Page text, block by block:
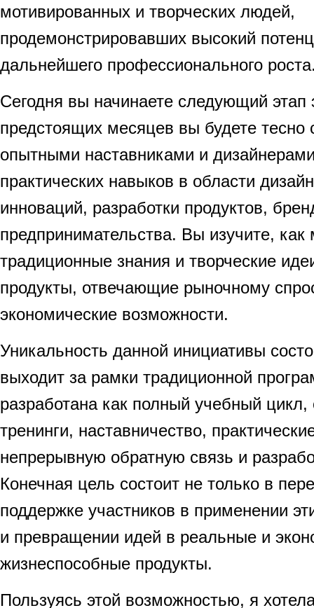
мотивированных и творческих людей,
продемонстрировавших высокий
дальнейшего профессионального
Сегодня вы начинаете следующий этап
предстоящих месяцев вы будете тесно
опытными наставниками и
практических навыков в области
инноваций, разработки продуктов,
предпринимательства. Вы изучите,
традиционные знания и творческие
продукты, отвечающие рыночному
экономические возможности.
Уникальность данной инициативы
выходит за рамки традиционной
разработана как полный учебный
тренинги, наставничество,
непрерывную обратную связь и
Конечная цель состоит не только в
поддержке участников в применении
и превращении идей в реальные и
жизнеспособные продукты.
Пользуясь этой возможностью, я